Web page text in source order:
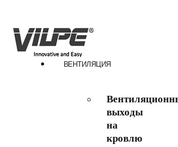
ВЕНТИЛЯЦИЯ
выходы
на
кровлю